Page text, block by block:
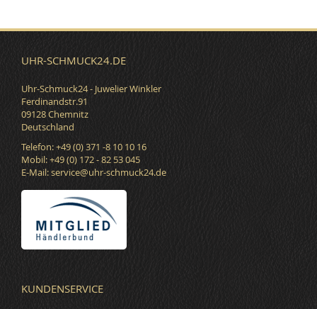
UHR-SCHMUCK24.DE
Uhr-Schmuck24 - Juwelier Winkler
Ferdinandstr.91
09128 Chemnitz
Deutschland
Telefon: +49 (0) 371 -8 10 10 16
Mobil: +49 (0) 172 - 82 53 045
E-Mail:service@uhr-schmuck24.de
KUNDENSERVICE